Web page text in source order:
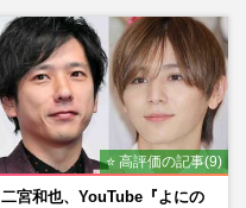
⭐ 高評価の記事(9)
二宮和也、YouTube『よにの